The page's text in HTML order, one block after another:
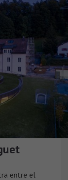
entre el